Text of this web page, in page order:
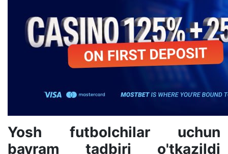
Yosh futbolchilar uchun
bayram tadbiri o'tkazildi